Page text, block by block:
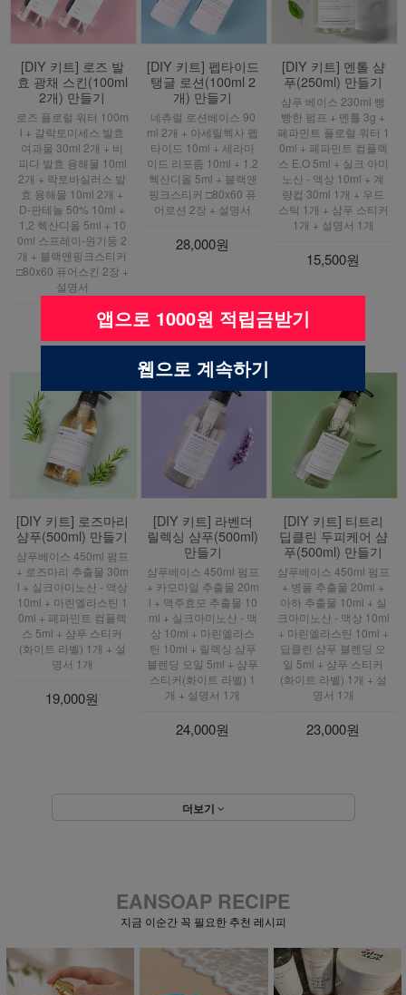
[DIY 키트] 로즈 발
효 광채 스킨(100ml
2개) 만들기
로즈 플로럴 워터 100m
l + 갈락토미세스 발효
여과물 30ml 2개 + 비
피다 발효 용해물 10ml
2개 + 락토바실러스 발
효 용해물 10ml 2개 +
D-판테놀 50% 10ml +
1,2 헥산디올 5ml + 10
0ml 스프레이-원기둥 2
개 + 블랙앤핑크스티커
□80x60 퓨어스킨 2장 +
설명서
34,500원
[DIY 키트] 펩타이드
탱글 로션(100ml 2
개) 만들기
네츄럴 로션베이스 90
ml 2개 + 아세틸헥사 펩
타이드 10ml + 세라마
이드 리포좀 10ml + 1,2
헥산디올 5ml + 블랙앤
핑크스티커 □80x60 퓨
어로션 2장 + 설명서
28,000원
[DIY 키트] 멘톨 샴
푸(250ml) 만들기
샴푸 베이스 230ml 빵
빵한 펌프 + 멘톨 3g +
페파민트 플로럴 워터 1
0ml + 페파민트 컴플렉
스 E.O 5ml + 실크 아미
노산 - 액상 10ml + 계
량컵 30ml 1개 + 우드
스틱 1개 + 샴푸 스티커
1개 + 설명서 1개
15,500원
[DIY 키트] 로즈마리
샴푸(500ml) 만들기
샴푸베이스 450ml 펌프
+ 로즈마리 추출물 30m
l + 실크아미노산 - 액상
10ml + 마린엘라스틴 1
0ml + 페파민트 컴플렉
스 5ml + 샴푸 스티커
(화이트 라벨) 1개 + 설
명서 1개
19,000원
[DIY 키트] 라벤더
릴렉싱 샴푸(500ml)
만들기
샴푸베이스 450ml 펌프
+ 카모마일 추출물 20m
l + 맥주효모 추출물 10
ml + 실크아미노산 - 액
상 10ml + 마린엘라스
틴 10ml + 릴렉싱 샴푸
블렌딩 오일 5ml + 샴푸
스티커(화이트 라벨) 1
개 + 설명서 1개
24,000원
[DIY 키트] 티트리
딥클린 두피케어 샴
푸(500ml) 만들기
샴푸베이스 450ml 펌프
+ 병풀 추출물 20ml +
아하 추출물 10ml + 실
크아미노산 - 액상 10ml
+ 마린엘라스틴 10ml +
딥클린 샴푸 블렌딩 오
일 5ml + 샴푸 스티커
(화이트 라벨) 1개 + 설
명서 1개
23,000원
더보기
EANSOAP RECIPE
지금 이순간 꼭 필요한 추천 레시피
앱으로 1000원 적립금받기
웹으로 계속하기